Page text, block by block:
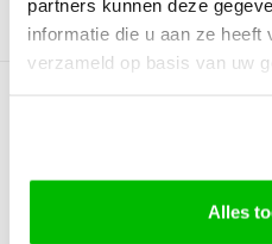
partners kunnen deze
informatie die u aan ze
verzameld op basis van uw
Alles
Productomschrijving
0Reviews